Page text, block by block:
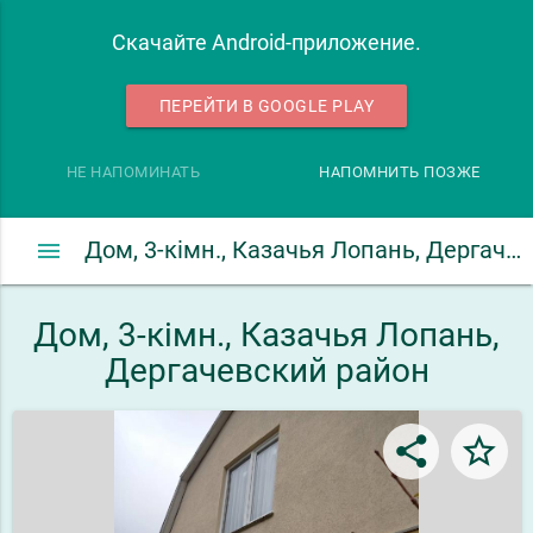
Скачайте Android-приложение.
ПЕРЕЙТИ В GOOGLE PLAY
НЕ НАПОМИНАТЬ НАПОМНИТЬ ПОЗЖЕ
Дом, 3-кімн., Казачья Лопань, Дергачевский район
menu
Дом, 3-кімн., Казачья Лопань,
Дергачевский район
share star_border